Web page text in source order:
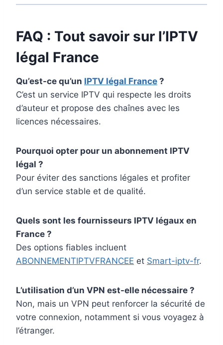
FAQ : Tout savoir sur l’IPTV
légal France​
Qu’est-ce qu’un IPTV légal France​ ?
C’est un service IPTV qui respecte les droits
d’auteur et propose des chaînes avec les
licences nécessaires.
Pourquoi opter pour un abonnement IPTV
légal ?
Pour éviter des sanctions légales et profiter
d’un service stable et de qualité.
Quels sont les fournisseurs IPTV légaux en
France ?
Des options fiables incluent
ABONNEMENTIPTVFRANCEE et Smart-iptv-fr.
L’utilisation d’un VPN est-elle nécessaire ?
Non, mais un VPN peut renforcer la sécurité de
votre connexion, notamment si vous voyagez à
l’étranger.